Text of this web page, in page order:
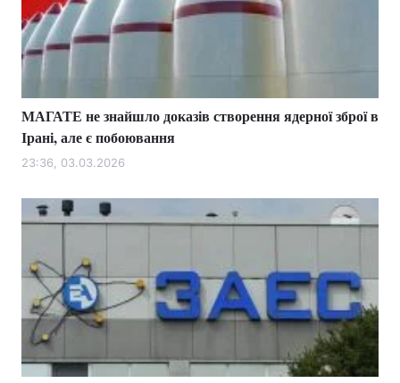
МАГАТЕ не знайшло доказів створення ядерної зброї в
Ірані, але є побоювання
23:36, 03.03.2026